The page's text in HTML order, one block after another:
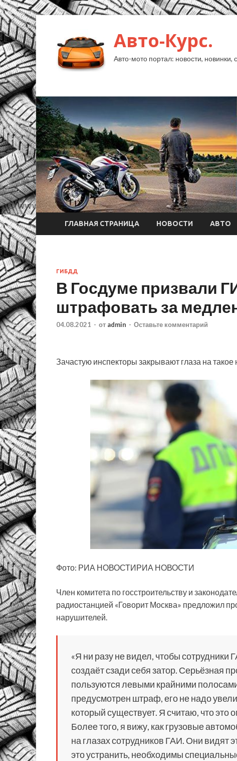
Авто-Курс.
Авто-мото портал: новости, новинки,
ГЛАВНАЯ СТРАНИЦА НОВОСТИ АВТО
ГИБДД
В Госдуме призвали
штрафовать за
04.08.2021 - от admin - Оставьте комментарий
Зачастую инспекторы закрывают глаза на
Фото: РИА НОВОСТИРИА НОВОСТИ
Член комитета по госстроительству и
радиостанцией «Говорит Москва» предложил
нарушителей.
«Я ни разу не видел, чтобы сотрудники
создаёт сзади себя затор. Серьёзная
пользуются левыми крайними
предусмотрен штраф, его не надо
который существует. Я считаю, что это
Более того, я вижу, как грузовые
на глазах сотрудников ГАИ. Они видят
это устранить, необходимы